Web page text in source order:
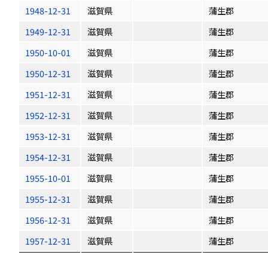
1948-12-31
滋賀県
蒲生郡
1949-12-31
滋賀県
蒲生郡
1950-10-01
滋賀県
蒲生郡
1950-12-31
滋賀県
蒲生郡
1951-12-31
滋賀県
蒲生郡
1952-12-31
滋賀県
蒲生郡
1953-12-31
滋賀県
蒲生郡
1954-12-31
滋賀県
蒲生郡
1955-10-01
滋賀県
蒲生郡
1955-12-31
滋賀県
蒲生郡
1956-12-31
滋賀県
蒲生郡
1957-12-31
滋賀県
蒲生郡